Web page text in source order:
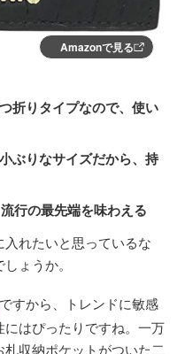
Amazonで見る
折りタイプなので、使い
ぶりなサイズだから、持
行の最先端を味わえる
れたいと思っているな
ょうか。
ですから、トレンドに敏感
はぴったりですね。一万
収納ポケットがついた二